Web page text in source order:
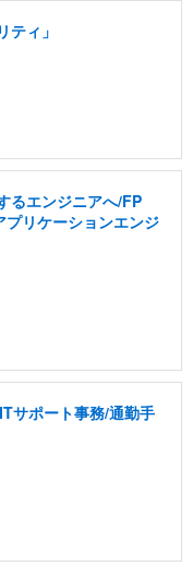
ティ」
るエンジニアへ/FP
リケーションエンジ
サポート事務/通勤手